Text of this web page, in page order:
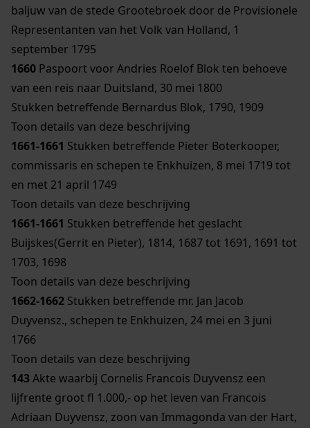
baljuw van de stede Grootebroek door de Provisionele
Representanten van het Volk van Holland, 1
september 1795
1660 Paspoort voor Andries Roelof Blok ten behoeve
van een reis naar Duitsland, 30 mei 1800
Stukken betreffende Bernardus Blok, 1790, 1909
Toon details van deze beschrijving
1661-1661 Stukken betreffende Pieter Boterkooper,
commissaris en schepen te Enkhuizen, 8 mei 1719 tot
en met 21 april 1749
Toon details van deze beschrijving
1661-1661 Stukken betreffende het geslacht
Buijskes(Gerrit en Pieter), 1814, 1687 tot 1691, 1691 tot
1703, 1698
Toon details van deze beschrijving
1662-1662 Stukken betreffende mr. Jan Jacob
Duyvensz., schepen te Enkhuizen, 24 mei en 3 juni
1766
Toon details van deze beschrijving
143Akte waarbij Cornelis Francois Duyvensz een
lijfrente groot fl 1.000,- op het leven van Francois
Adriaan Duyvensz, zoon van Immagonda van der Hart,